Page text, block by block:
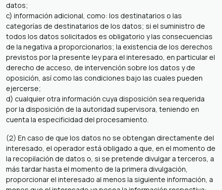
datos;
c) información adicional, como: los destinatarios o las
categorías de destinatarios de los datos; si el suministro de
todos los datos solicitados es obligatorio y las consecuencias
de la negativa a proporcionarlos; la existencia de los derechos
previstos por la presente ley para el interesado, en particular el
derecho de acceso, de intervención sobre los datos y de
oposición, así como las condiciones bajo las cuales pueden
ejercerse;
d) cualquier otra información cuya disposición sea requerida
por la disposición de la autoridad supervisora, teniendo en
cuenta la especificidad del procesamiento.
(2) En caso de que los datos no se obtengan directamente del
interesado, el operador está obligado a que, en el momento de
la recopilación de datos o, si se pretende divulgar a terceros, a
más tardar hasta el momento de la primera divulgación,
proporcionar el interesado al menos la siguiente información, a